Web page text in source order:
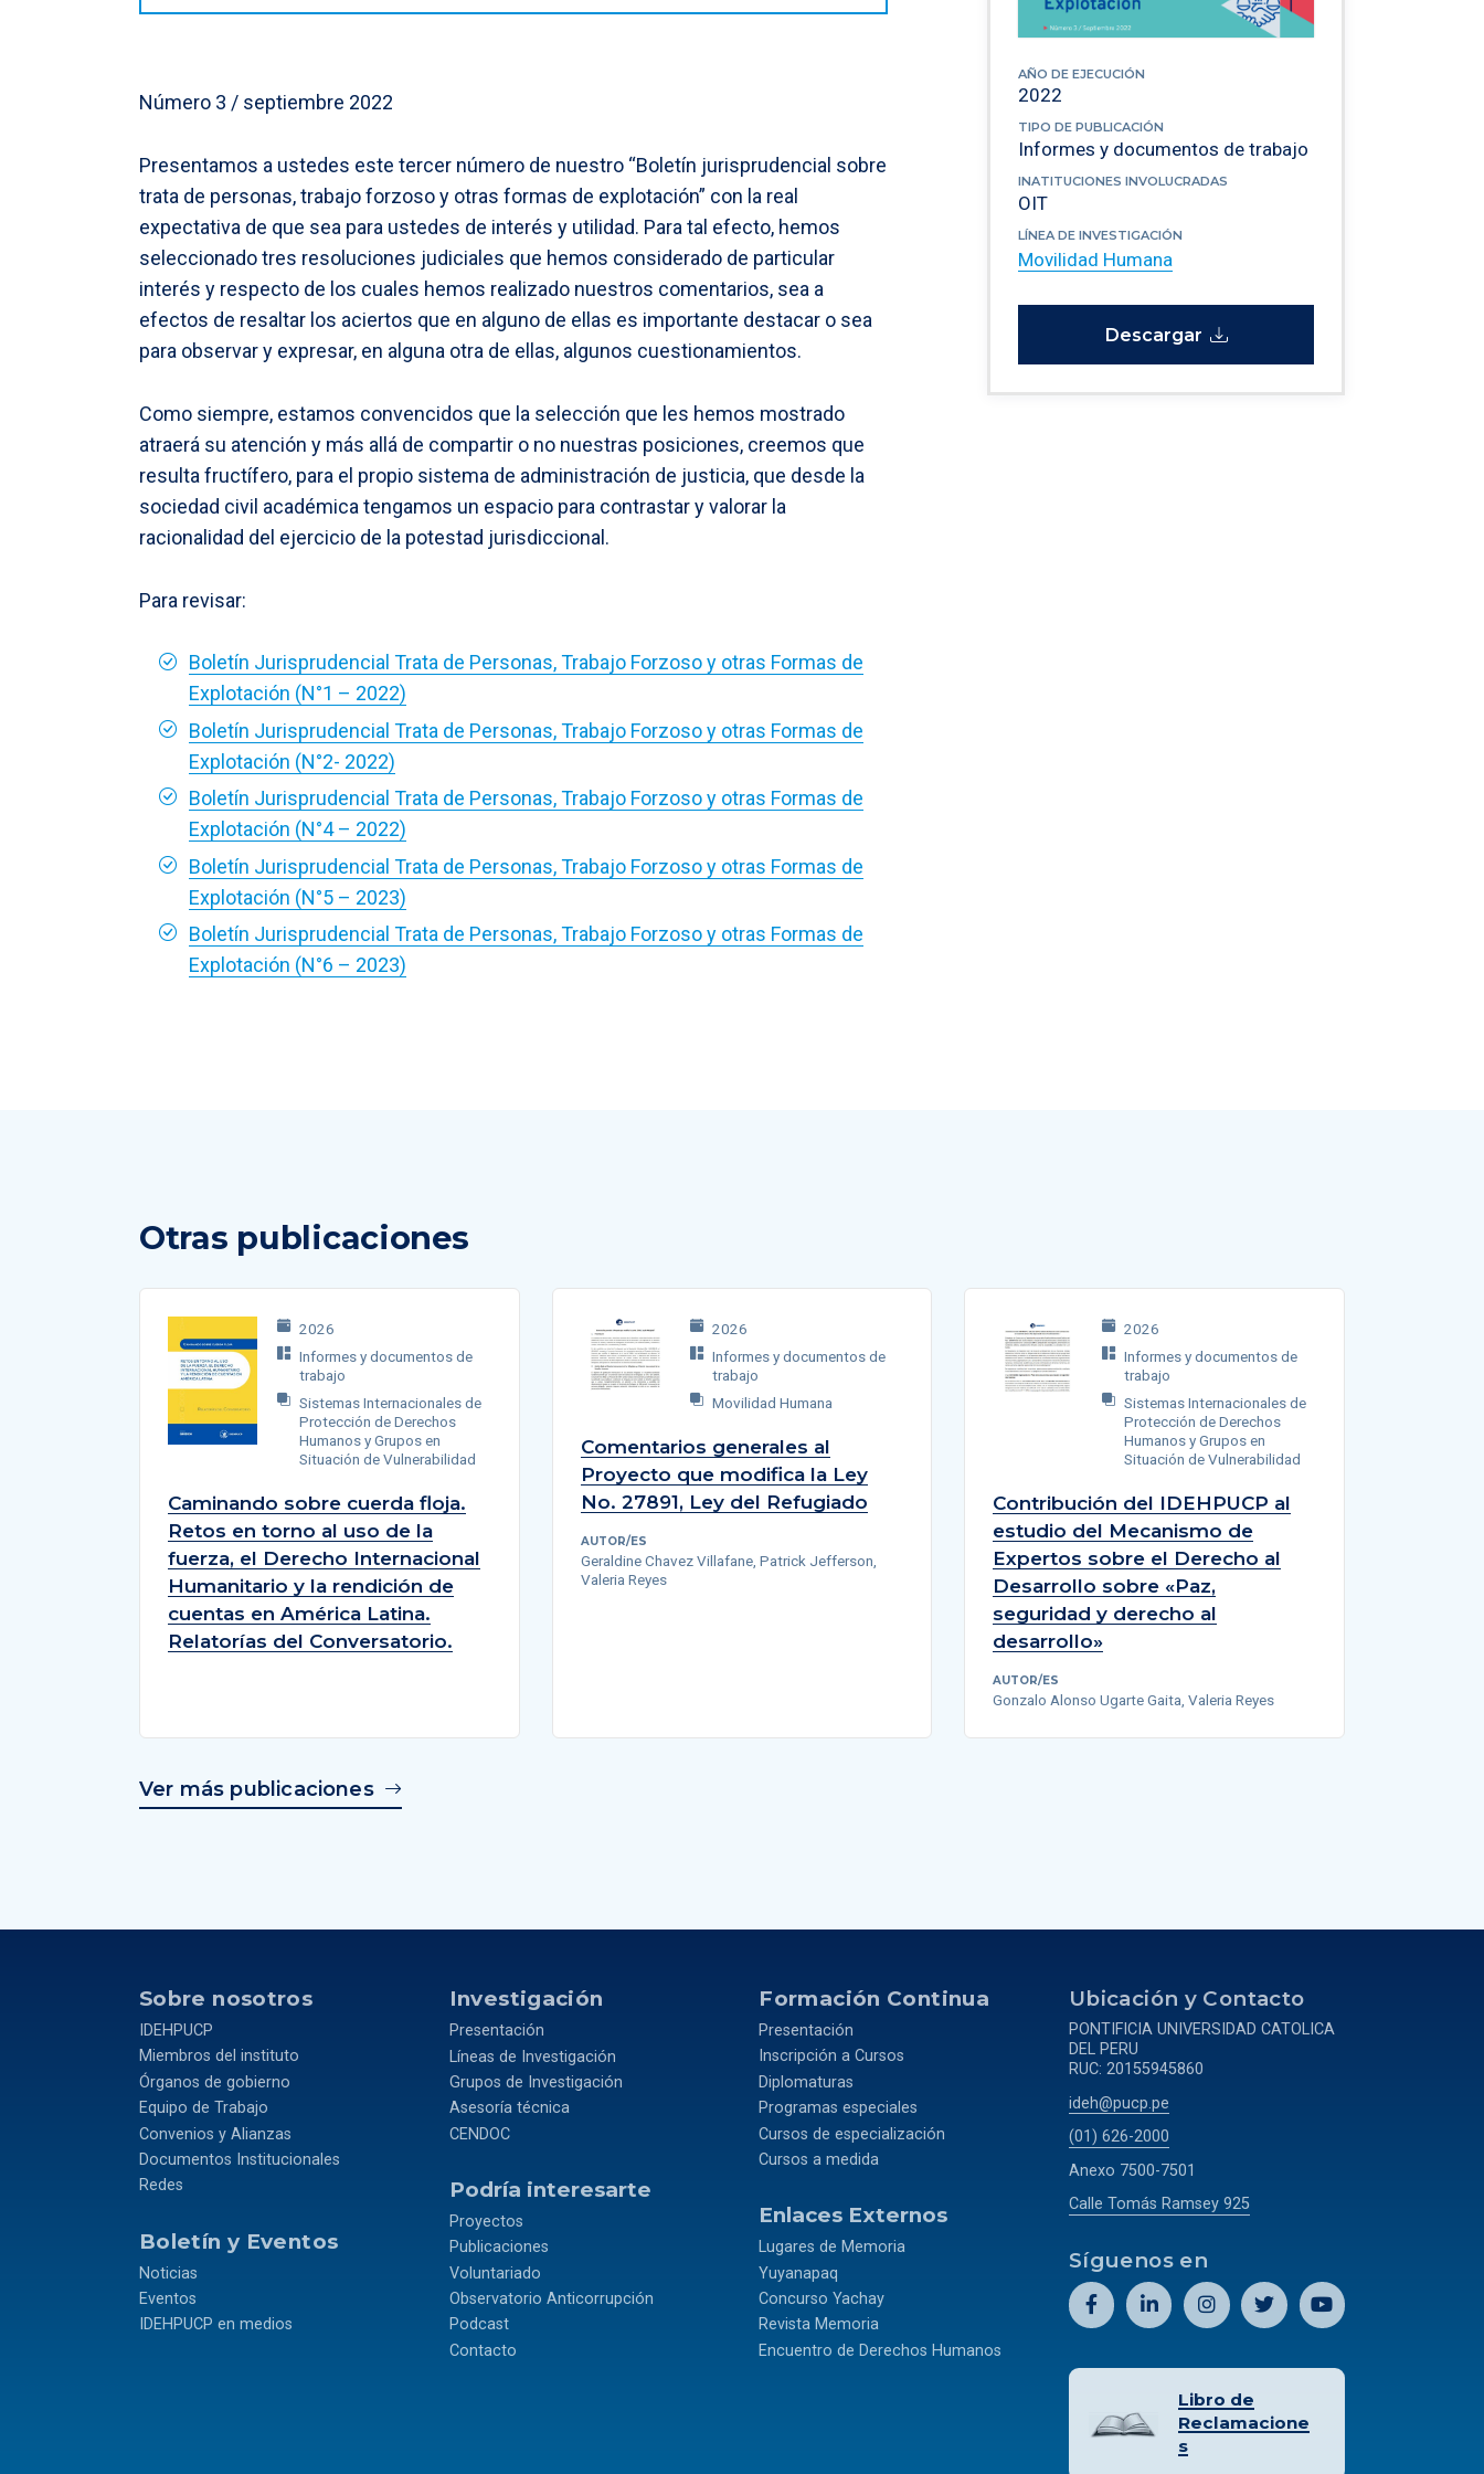
AÑO DE EJECUCIÓN
2022
TIPO DE PUBLICACIÓN
Informes y documentos de trabajo
INATITUCIONES INVOLUCRADAS
OIT
LÍNEA DE INVESTIGACIÓN
Movilidad Humana
Descargar
Número 3 / septiembre 2022
Presentamos a ustedes este tercer número de nuestro “Boletín jurisprudencial sobre
trata de personas, trabajo forzoso y otras formas de explotación” con la real
expectativa de que sea para ustedes de interés y utilidad. Para tal efecto, hemos
seleccionado tres resoluciones judiciales que hemos considerado de particular
interés y respecto de los cuales hemos realizado nuestros comentarios, sea a
efectos de resaltar los aciertos que en alguno de ellas es importante destacar o sea
para observar y expresar, en alguna otra de ellas, algunos cuestionamientos.
Como siempre, estamos convencidos que la selección que les hemos mostrado
atraerá su atención y más allá de compartir o no nuestras posiciones, creemos que
resulta fructífero, para el propio sistema de administración de justicia, que desde la
sociedad civil académica tengamos un espacio para contrastar y valorar la
racionalidad del ejercicio de la potestad jurisdiccional.
Para revisar:
Boletín Jurisprudencial Trata de Personas, Trabajo Forzoso y otras Formas de
Explotación (N°1 – 2022)
Boletín Jurisprudencial Trata de Personas, Trabajo Forzoso y otras Formas de
Explotación (N°2- 2022)
Boletín Jurisprudencial Trata de Personas, Trabajo Forzoso y otras Formas de
Explotación (N°4 – 2022)
Boletín Jurisprudencial Trata de Personas, Trabajo Forzoso y otras Formas de
Explotación (N°5 – 2023)
Boletín Jurisprudencial Trata de Personas, Trabajo Forzoso y otras Formas de
Explotación (N°6 – 2023)
Otras publicaciones
2026
Informes y documentos de
trabajo
Sistemas Internacionales de
Protección de Derechos
Humanos y Grupos en
Situación de Vulnerabilidad
Caminando sobre cuerda floja.
Retos en torno al uso de la
fuerza, el Derecho Internacional
Humanitario y la rendición de
cuentas en América Latina.
Relatorías del Conversatorio.
2026
Informes y documentos de
trabajo
Movilidad Humana
Comentarios generales al
Proyecto que modifica la Ley
No. 27891, Ley del Refugiado
AUTOR/ES
Geraldine Chavez Villafane, Patrick Jefferson,
Valeria Reyes
2026
Informes y documentos de
trabajo
Sistemas Internacionales de
Protección de Derechos
Humanos y Grupos en
Situación de Vulnerabilidad
Contribución del IDEHPUCP al
estudio del Mecanismo de
Expertos sobre el Derecho al
Desarrollo sobre «Paz,
seguridad y derecho al
desarrollo»
AUTOR/ES
Gonzalo Alonso Ugarte Gaita, Valeria Reyes
Ver más publicaciones
Sobre nosotros
IDEHPUCP
Miembros del instituto
Órganos de gobierno
Equipo de Trabajo
Convenios y Alianzas
Documentos Institucionales
Redes
Boletín y Eventos
Noticias
Eventos
IDEHPUCP en medios
Investigación
Presentación
Líneas de Investigación
Grupos de Investigación
Asesoría técnica
CENDOC
Podría interesarte
Proyectos
Publicaciones
Voluntariado
Observatorio Anticorrupción
Podcast
Contacto
Formación Continua
Presentación
Inscripción a Cursos
Diplomaturas
Programas especiales
Cursos de especialización
Cursos a medida
Enlaces Externos
Lugares de Memoria
Yuyanapaq
Concurso Yachay
Revista Memoria
Encuentro de Derechos Humanos
Ubicación y Contacto
PONTIFICIA UNIVERSIDAD CATOLICA
DEL PERU
RUC: 20155945860
ideh@pucp.pe
(01) 626-2000
Anexo 7500-7501
Calle Tomás Ramsey 925
Síguenos en
Libro de
Reclamacione
s